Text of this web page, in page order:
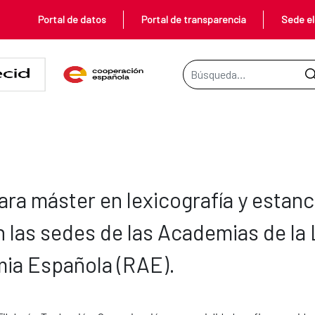
becas para máster en
Portal de datos Portal de transparencia Sede
Barra de búsqueda
máster en lexicografía y
sedes de las Academias de la
Española (RAE).